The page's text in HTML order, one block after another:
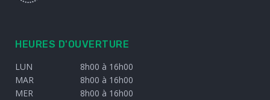
HEURES D'OUVERTURE
LUN
8h00 à 16h00
MAR
8h00 à 16h00
MER
8h00 à 16h00